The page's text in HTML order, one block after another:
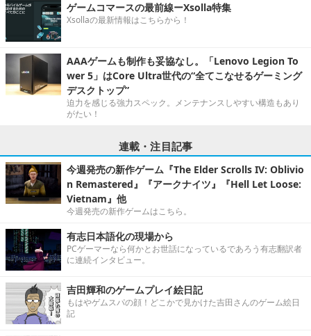
ゲームコマースの最前線ーXsolla特集
Xsollaの最新情報はこちらから！
AAAゲームも制作も妥協なし。「Lenovo Legion To
wer 5」はCore Ultra世代の“全てこなせるゲーミング
デスクトップ”
迫力を感じる強力スペック。メンテナンスしやすい構造もあり
がたい！
連載・注目記事
今週発売の新作ゲーム『The Elder Scrolls IV: Oblivio
n Remastered』『アークナイツ』『Hell Let Loose:
Vietnam』他
今週発売の新作ゲームはこちら。
有志日本語化の現場から
PCゲーマーなら何かとお世話になっているであろう有志翻訳者
に連続インタビュー。
吉田輝和のゲームプレイ絵日記
もはやゲムスパの顔！どこかで見かけた吉田さんのゲーム絵日
記